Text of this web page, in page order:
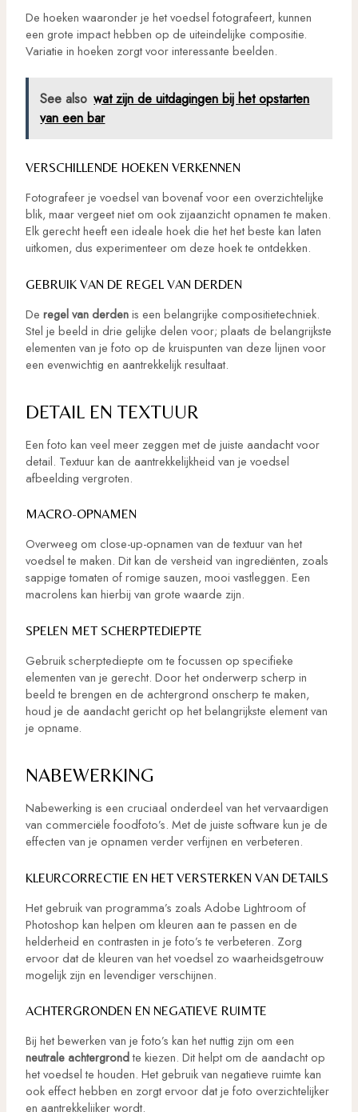
De hoeken waaronder je het voedsel fotografeert, kunnen
een grote impact hebben op de uiteindelijke compositie.
Variatie in hoeken zorgt voor interessante beelden.
See also wat zijn de uitdagingen bij het opstarten
van een bar
VERSCHILLENDE HOEKEN VERKENNEN
Fotografeer je voedsel van bovenaf voor een overzichtelijke
blik, maar vergeet niet om ook zijaanzicht opnamen te maken.
Elk gerecht heeft een ideale hoek die het het beste kan laten
uitkomen, dus experimenteer om deze hoek te ontdekken.
GEBRUIK VAN DE REGEL VAN DERDEN
De regel van derdenis een belangrijke compositietechniek.
Stel je beeld in drie gelijke delen voor; plaats de belangrijkste
elementen van je foto op de kruispunten van deze lijnen voor
een evenwichtig en aantrekkelijk resultaat.
DETAIL EN TEXTUUR
Een foto kan veel meer zeggen met de juiste aandacht voor
detail. Textuur kan de aantrekkelijkheid van je voedsel
afbeelding vergroten.
MACRO-OPNAMEN
Overweeg om close-up-opnamen van de textuur van het
voedsel te maken. Dit kan de versheid van ingrediënten, zoals
sappige tomaten of romige sauzen, mooi vastleggen. Een
macrolens kan hierbij van grote waarde zijn.
SPELEN MET SCHERPTEDIEPTE
Gebruik scherptediepte om te focussen op specifieke
elementen van je gerecht. Door het onderwerp scherp in
beeld te brengen en de achtergrond onscherp te maken,
houd je de aandacht gericht op het belangrijkste element van
je opname.
NABEWERKING
Nabewerking is een cruciaal onderdeel van het vervaardigen
van commerciële foodfoto’s. Met de juiste software kun je de
effecten van je opnamen verder verfijnen en verbeteren.
KLEURCORRECTIE EN HET VERSTERKEN VAN DETAILS
Het gebruik van programma’s zoals Adobe Lightroom of
Photoshop kan helpen om kleuren aan te passen en de
helderheid en contrasten in je foto’s te verbeteren. Zorg
ervoor dat de kleuren van het voedsel zo waarheidsgetrouw
mogelijk zijn en levendiger verschijnen.
ACHTERGRONDEN EN NEGATIEVE RUIMTE
Bij het bewerken van je foto’s kan het nuttig zijn om een
neutrale achtergrondte kiezen. Dit helpt om de aandacht op
het voedsel te houden. Het gebruik van negatieve ruimte kan
ook effect hebben en zorgt ervoor dat je foto overzichtelijker
en aantrekkelijker wordt.